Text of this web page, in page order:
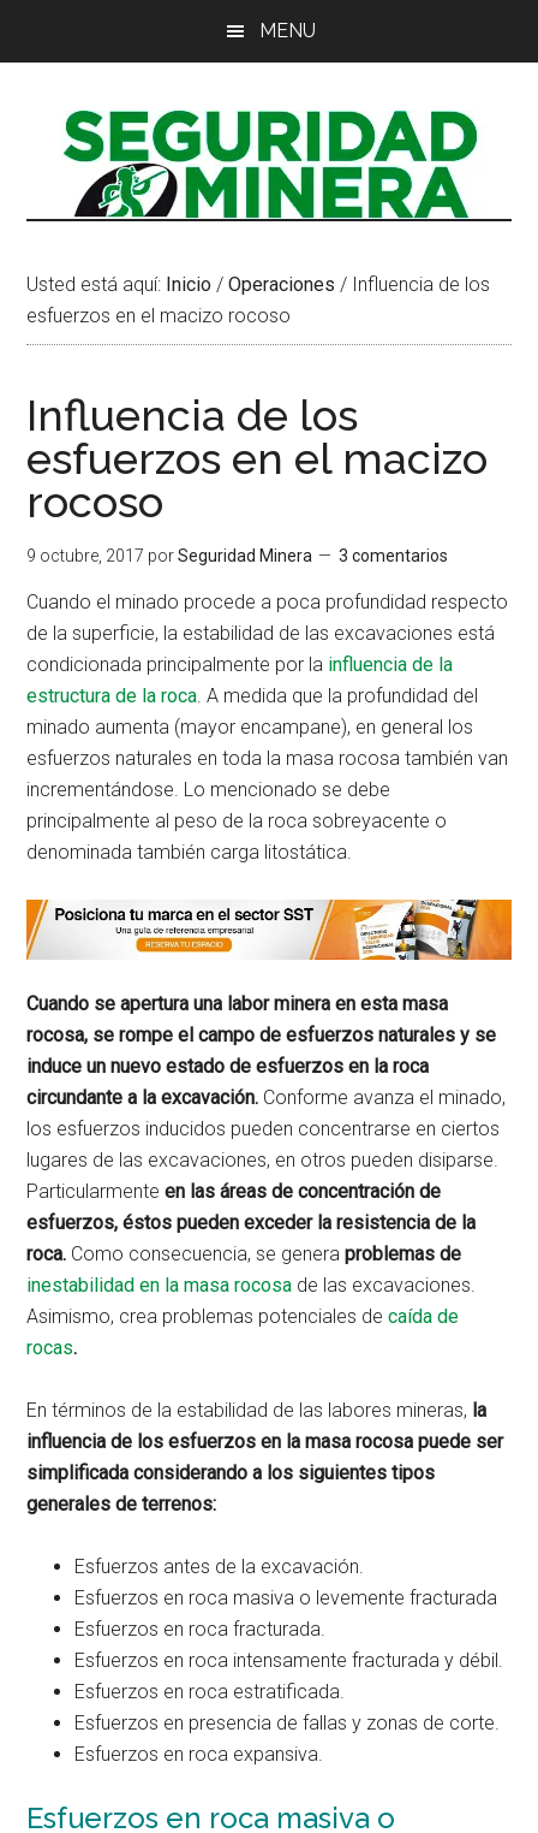
principal
MENU
Usted está aquí: Inicio / Operaciones / Influencia de los
esfuerzos en el macizo rocoso
Influencia de los
esfuerzos en el macizo
rocoso
9 octubre, 2017 porSeguridad Minera 3 comentarios
Cuando el minado procede a poca profundidad respecto
de la superficie, la estabilidad de las excavaciones está
condicionada principalmente por la influencia de la
estructura de la roca. A medida que la profundidad del
minado aumenta (mayor encampane), en general los
esfuerzos naturales en toda la masa rocosa también van
incrementándose. Lo mencionado se debe
principalmente al peso de la roca sobreyacente o
denominada también carga litostática.
Cuando se apertura una labor minera en esta masa
rocosa, se rompe el campo de esfuerzos naturales y se
induce un nuevo estado de esfuerzos en la roca
circundante a la excavación. Conforme avanza el minado,
los esfuerzos inducidos pueden concentrarse en ciertos
lugares de las excavaciones, en otros pueden disiparse.
Particularmente en las áreas de concentración de
esfuerzos, éstos pueden exceder la resistencia de la
roca. Como consecuencia, se generaproblemas de
inestabilidad en la masa rocosa de las excavaciones.
Asimismo, crea problemas potenciales decaída de
rocas.
En términos de la estabilidad de las labores mineras, la
influencia de los esfuerzos en la masa rocosa puede ser
simplificada considerando a los siguientes tipos
generales de terrenos:
Esfuerzos antes de la excavación.
Esfuerzos en roca masiva o levemente fracturada
Esfuerzos en roca fracturada.
Esfuerzos en roca intensamente fracturada y débil.
Esfuerzos en roca estratificada.
Esfuerzos en presencia de fallas y zonas de corte.
Esfuerzos en roca expansiva.
Esfuerzos en roca masiva o